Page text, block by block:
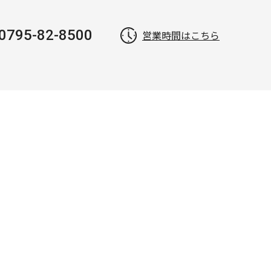
82-8500 営業時間はこちら